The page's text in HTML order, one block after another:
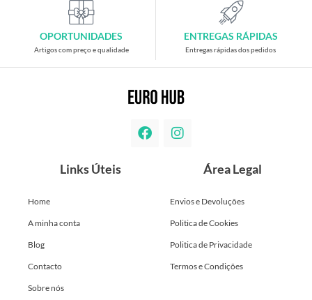
OPORTUNIDADES
Artigos com preço e qualidade
ENTREGAS RÁPIDAS
Entregas rápidas dos pedidos
Links Úteis
Home
A minha conta
Blog
Contacto
Sobre nós
Área Legal
Envios e Devoluções
Politica de Cookies
Politica de Privacidade
Termos e Condições